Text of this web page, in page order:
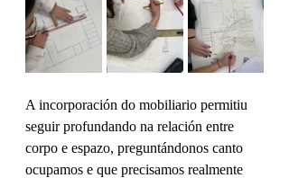
A incorporación do mobiliario permitiu
seguir profundando na relación entre
corpo e espazo, preguntándonos canto
ocupamos e que precisamos realmente